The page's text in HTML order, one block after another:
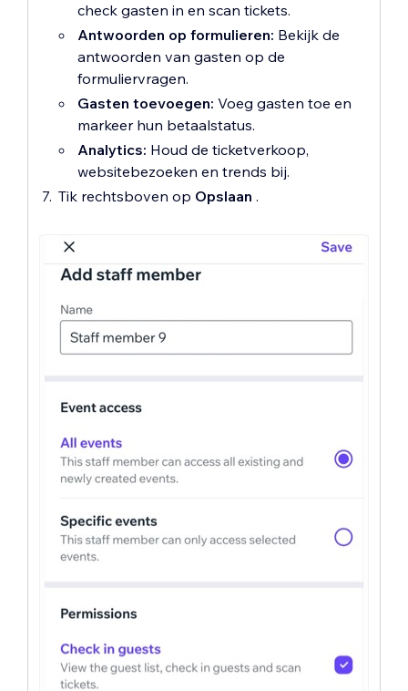
check gasten in en scan tickets.
Antwoorden op formulieren: Bekijk de
antwoorden van gasten op de
formuliervragen.
Gasten toevoegen: Voeg gasten toe en
markeer hun betaalstatus.
Analytics: Houd de ticketverkoop,
websitebezoeken en trends bij.
Tik rechtsboven op Opslaan .